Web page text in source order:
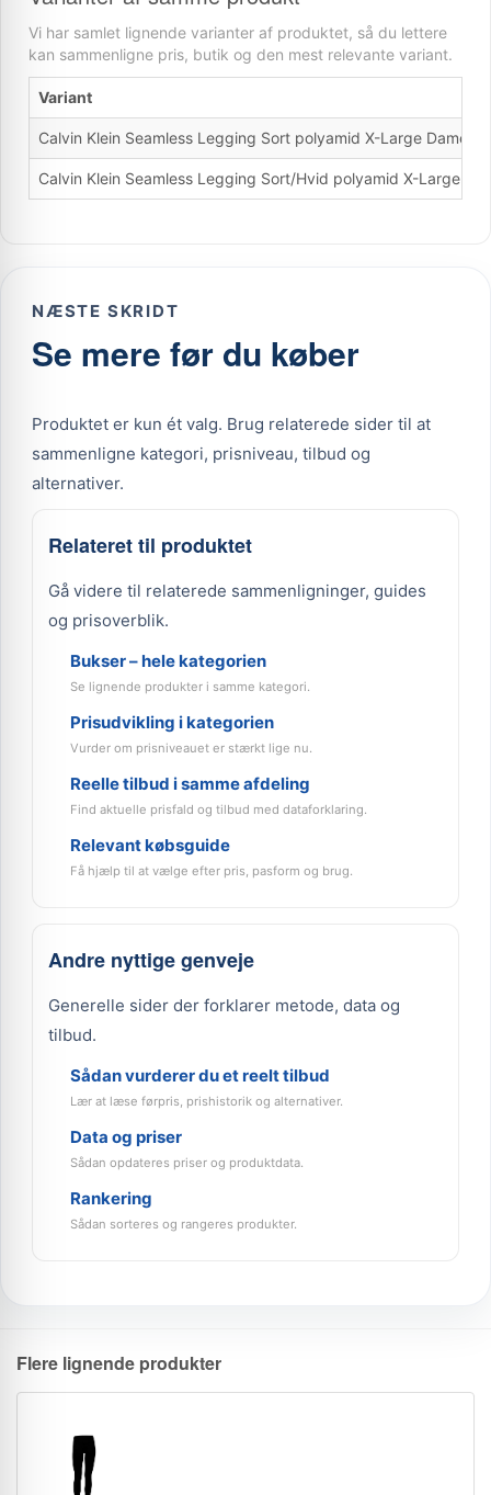
Vi har samlet lignende varianter af produktet, så du lettere
kan sammenligne pris, butik og den mest relevante variant.
Variant
Calvin Klein Seamless Legging Sort polyamid X-Large Dame
Calvin Klein Seamless Legging Sort/Hvid polyamid X-Large
NÆSTE SKRIDT
Se mere før du køber
Produktet er kun ét valg. Brug relaterede sider til at
sammenligne kategori, prisniveau, tilbud og
alternativer.
Relateret til produktet
Gå videre til relaterede sammenligninger, guides
og prisoverblik.
Bukser – hele kategorien
Se lignende produkter i samme kategori.
Prisudvikling i kategorien
Vurder om prisniveauet er stærkt lige nu.
Reelle tilbud i samme afdeling
Find aktuelle prisfald og tilbud med dataforklaring.
Relevant købsguide
Få hjælp til at vælge efter pris, pasform og brug.
Andre nyttige genveje
Generelle sider der forklarer metode, data og
tilbud.
Sådan vurderer du et reelt tilbud
Lær at læse førpris, prishistorik og alternativer.
Data og priser
Sådan opdateres priser og produktdata.
Rankering
Sådan sorteres og rangeres produkter.
Flere lignende produkter